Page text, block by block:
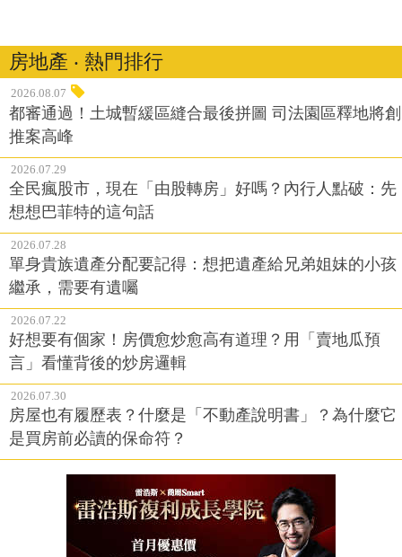
房地產 ‧ 熱門排行
2026.08.07
都審通過！土城暫緩區縫合最後拼圖 司法園區釋地將創
推案高峰
2026.07.29
全民瘋股市，現在「由股轉房」好嗎？內行人點破：先
想想巴菲特的這句話
2026.07.28
單身貴族遺產分配要記得：想把遺產給兄弟姐妹的小孩
繼承，需要有遺囑
2026.07.22
好想要有個家！房價愈炒愈高有道理？用「賣地瓜預
言」看懂背後的炒房邏輯
2026.07.30
房屋也有履歷表？什麼是「不動產說明書」？為什麼它
是買房前必讀的保命符？